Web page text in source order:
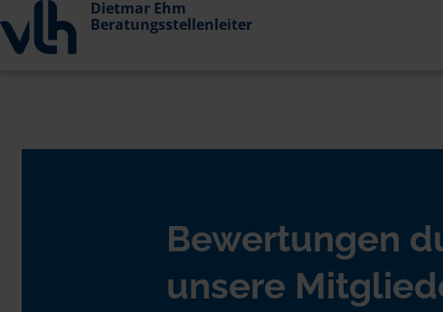
Dietmar Ehm
Beratungsstellenleiter
Bewertungen
unsere